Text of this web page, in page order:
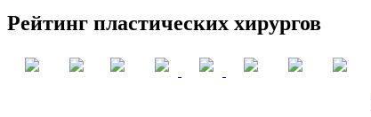
Рейтинг пластических хирургов